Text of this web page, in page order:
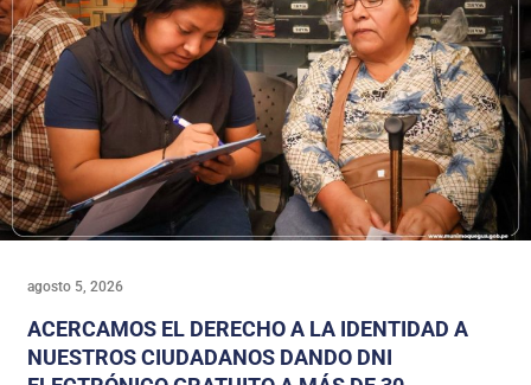
agosto 5, 2026
ACERCAMOS EL DERECHO A LA IDENTIDAD A
NUESTROS CIUDADANOS DANDO DNI